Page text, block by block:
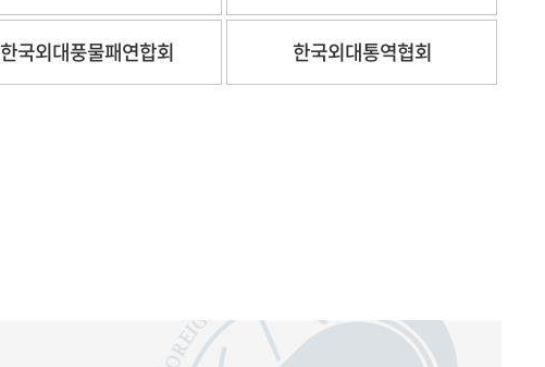
한국외대풍물패연합회 한국외대통역협회